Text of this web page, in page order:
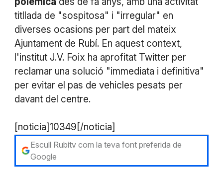
titllada de "sospitosa" i "irregular" en
diverses ocasions per part del mateix
Ajuntament de Rubí. En aquest context,
l'institut J.V. Foix ha aprofitat Twitter per
reclamar una solució "immediata i definitiva"
per evitar el pas de vehicles pesats per
davant del centre.
[noticia]10349[/noticia]
Escull Rubitv com la teva font preferida de
Google